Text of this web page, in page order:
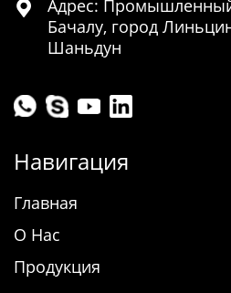

Адрес:
Бачалу, город
Шаньдун
Навигация
Главная
О Нас
Продукция